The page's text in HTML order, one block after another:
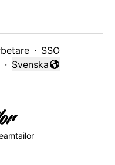
· SSO
·
Byt språk
Svenska